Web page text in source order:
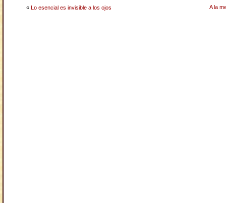
« Lo esencial es invisible a los ojos A la